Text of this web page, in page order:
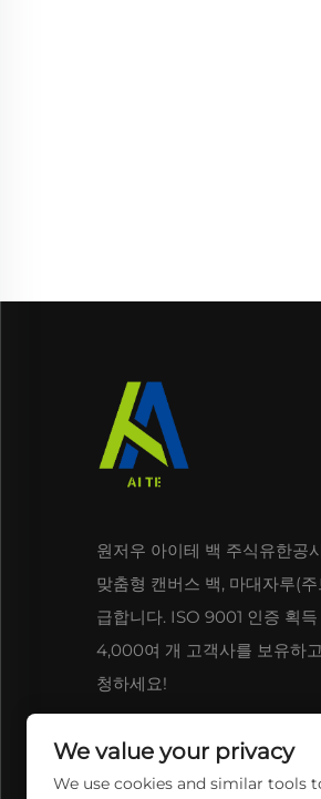
자연산 줄무늬 가방은 기
운 디자인 덕분에 짐의
있습니다. 여행 도중에는
는 데 쓰거나, 당일 여행
외 활동에 적합하며, 젖은
가방과 달리 죽마 가방은
5. 업무 및 전문적인 환경
자연산 마대 자루 가방은
면서 더 큰 유연성과 편
강화할 뿐만 아니라 직장
든, 마대 자루 가방은 본인
자연 친화적이고 지속 가
원저우 아이테 백 주식유한공
맞춤형 캔버스 백, 마대자루(
급합니다. ISO 9001 인증 획
4,000여 개 고객사를 보유하
청하세요!
We value your privacy
We use cookies and similar tools